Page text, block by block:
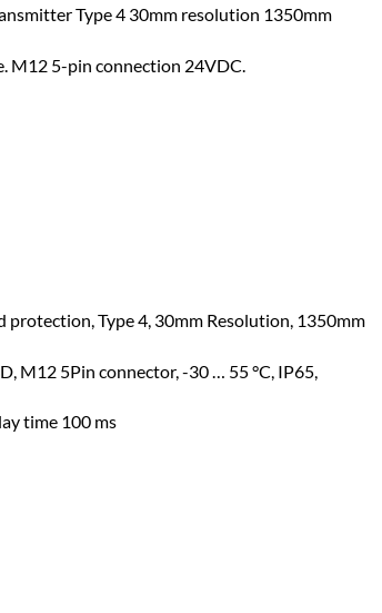
Type 4 30mm resolution 1350mm
M12 5-pin connection 24VDC.
protection, Type 4, 30mm Resolution, 1350mm
M12 5Pin connector, -30 … 55 °C, IP65,
time 100 ms